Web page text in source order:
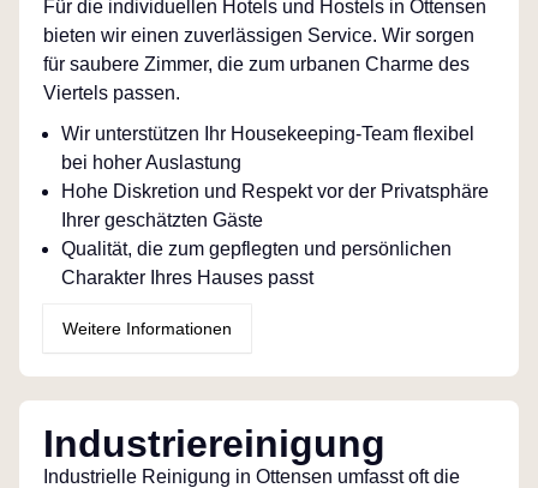
Für die individuellen Hotels und Hostels in Ottensen
bieten wir einen zuverlässigen Service. Wir sorgen
für saubere Zimmer, die zum urbanen Charme des
Viertels passen.
Wir unterstützen Ihr Housekeeping-Team flexibel
bei hoher Auslastung
Hohe Diskretion und Respekt vor der Privatsphäre
Ihrer geschätzten Gäste
Qualität, die zum gepflegten und persönlichen
Charakter Ihres Hauses passt
Weitere Informationen
Industriereinigung
Industrielle Reinigung in Ottensen umfasst oft die